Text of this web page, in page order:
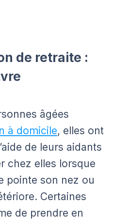
de retraite :
âgées
à domicile, elles ont
de leurs aidants
chez elles lorsque
pointe son nez ou
Certaines
de prendre en